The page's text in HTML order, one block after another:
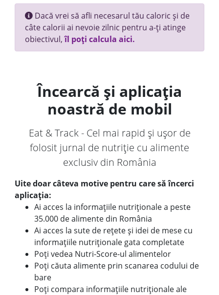
Dacă vrei să afli necesarul tău caloric și de
câte calorii ai nevoie zilnic pentru a-ți atinge
obiectivul,îl poți calcula aici.
Încearcă și aplicația
noastră de mobil
Eat & Track - Cel mai rapid și ușor de
folosit jurnal de nutriție cu alimente
exclusiv din România
Uite doar câteva motive pentru care să încerci
aplicația:
Ai acces la informațiile nutriționale a peste
35.000 de alimente din România
Ai acces la sute de rețete și idei de mese cu
informațiile nutriționale gata completate
Poți vedea Nutri-Score-ul alimentelor
Poți căuta alimente prin scanarea codului de
bare
Poți compara informațiile nutriționale ale